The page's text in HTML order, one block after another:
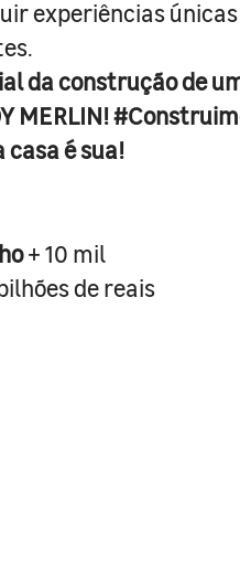
experiências
da construção de
MERLIN!
casa é sua!
+ 10 mil
de reais